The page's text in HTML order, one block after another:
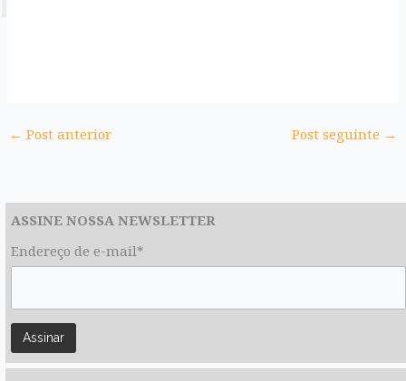
← Post anterior Post seguinte →
ASSINE NOSSA NEWSLETTER
Endereço de e-mail*